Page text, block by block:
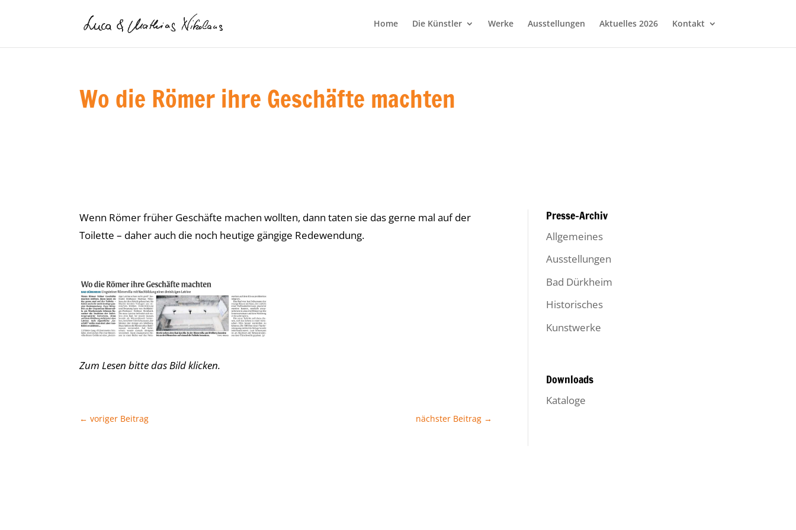
Home Die Künstler Werke Ausstellungen Aktuelles 2026 Kontakt
Wo die Römer ihre Geschäfte machten
Wenn Römer früher Geschäfte machen wollten, dann taten sie das gerne mal auf der
Toilette – daher auch die noch heutige gängige Redewendung.
Zum Lesen bitte das Bild klicken.
←voriger Beitrag nächster Beitrag →
Presse-Archiv
Allgemeines
Ausstellungen
Bad Dürkheim
Historisches
Kunstwerke
Downloads
Kataloge